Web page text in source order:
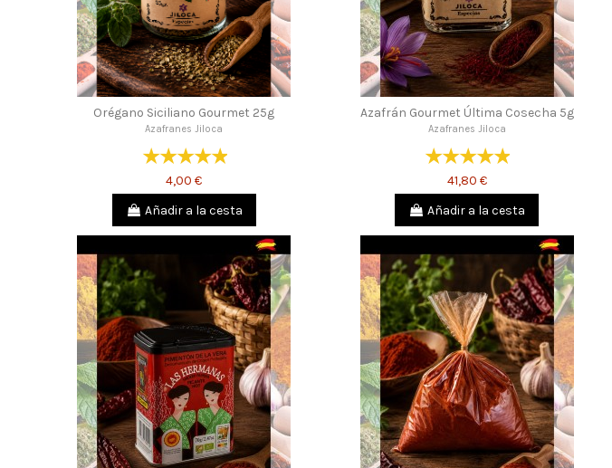
Orégano Siciliano Gourmet 25g
Azafranes Jiloca
4,00 €
Añadir a la cesta
Azafrán Gourmet Última Cosecha 5g
Azafranes Jiloca
41,80 €
Añadir a la cesta